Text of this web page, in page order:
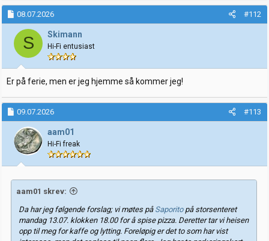
08.07.2026 #112
S Skimann
Hi-Fi entusiast
Er på ferie, men er jeg hjemme så kommer jeg!
09.07.2026 #113
aam01
Hi-Fi freak
aam01 skrev:
Da har jeg følgende forslag; vi møtes på Saporitopå storsenteret
mandag 13.07. klokken 18.00 for å spise pizza. Deretter tar vi heisen
opp til meg for kaffe og lytting. Foreløpig er det to som har vist